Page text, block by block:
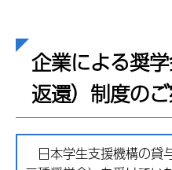
企業による奨
返還）制度の
日本学生支援機構の貸